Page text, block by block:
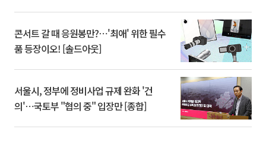
콘서트 갈 때 응원봉만?⋯'최애' 위한 필수
품 등장이오! [솔드아웃]
서울시, 정부에 정비사업 규제 완화 '건
의'⋯국토부 "협의 중" 입장만 [종합]